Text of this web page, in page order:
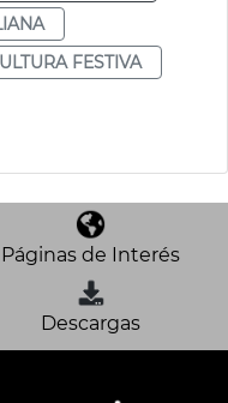
FESTIVA
Páginas de Interés
Descargas